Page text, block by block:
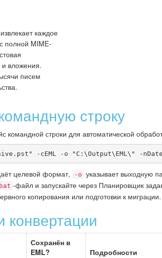
каждое
полной MIME-
и вложения.
писем
строку
строки для автоматической
-cEML -o "C:\Output\EML\" -
целевой формат, -o указывает выходную
-файл и запускайте через Планировщик
копирования или подготовки к миграции.
конвертации
Сохранён в
EML?
Подробности